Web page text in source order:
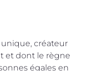
unique, créateur
et dont le règne
égales en